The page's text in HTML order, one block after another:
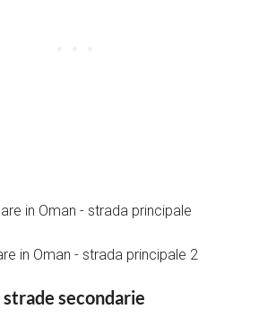
strade secondarie